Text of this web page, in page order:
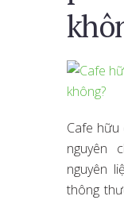
Cafe
nguyên
nguyên
thông